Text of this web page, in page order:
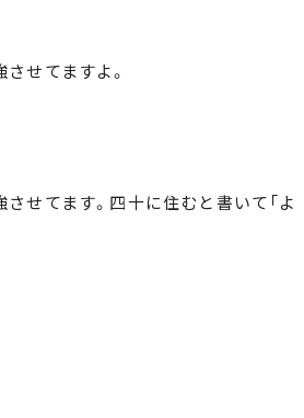
せてますよ。
せてます。四十に住むと書いて「よ